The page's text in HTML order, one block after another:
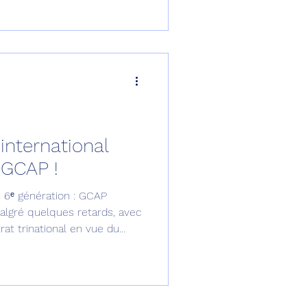
Japan Aircraft Industrial
!
génération : GCAP
quelques retards, avec
trinational en vue du